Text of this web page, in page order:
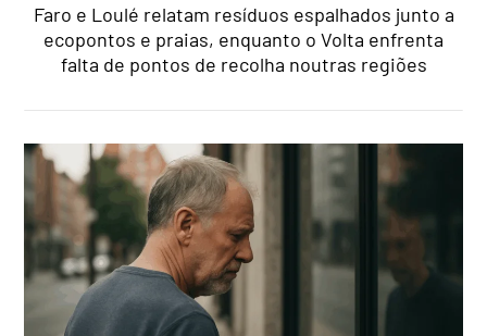
Faro e Loulé relatam resíduos espalhados junto a
ecopontos e praias, enquanto o Volta enfrenta
falta de pontos de recolha noutras regiões